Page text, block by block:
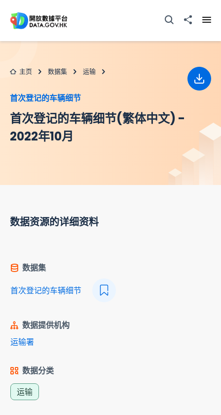
打开搜寻器分享至
主页 数据集 运输
首次登记的车辆细节
首次登记的车辆细节(繁体中文) -
2022年10月
下载
数据资源的详细资料
数据集
首次登记的车辆细节
数据提供机构
运输署
数据分类
运输